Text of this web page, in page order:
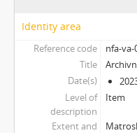
[Subseries] Prolog
[Subseries] I’m
[Subseries] Hun
[Subseries] Acedia
[Subseries]
Identity area
Reference code
nfa-va-
Title
Date(s)
Level of
description
Item
Extent and